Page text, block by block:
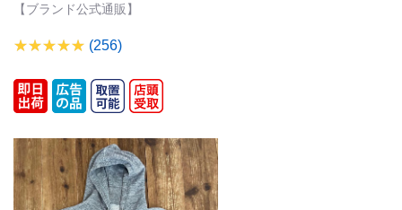
【ブランド公式通販】
(256)